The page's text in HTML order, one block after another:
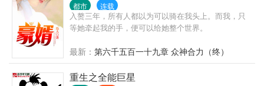
都市 连载
入赘三年，所有人都以为可以骑在我头上。而我，只
等她牵起我的手，便可以给她整个世界。
最新： 第六千五百一十九章 众神合力（终）
重生之全能巨星